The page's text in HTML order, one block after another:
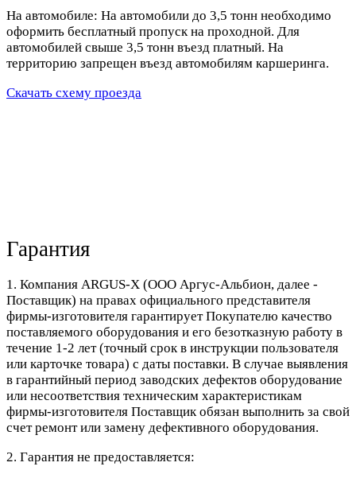
На автомобиле: На автомобили до 3,5 тонн необходимо
оформить бесплатный пропуск на проходной. Для
автомобилей свыше 3,5 тонн въезд платный. На
территорию запрещен въезд автомобилям каршеринга.
Скачать схему проезда
Гарантия
1. Компания ARGUS-X (ООО Аргус-Альбион, далее -
Поставщик) на правах официального представителя
фирмы-изготовителя гарантирует Покупателю качество
поставляемого оборудования и его безотказную работу в
течение 1-2 лет (точный срок в инструкции пользователя
или карточке товара) с даты поставки. В случае выявления
в гарантийный период заводских дефектов оборудование
или несоответствия техническим характеристикам
фирмы-изготовителя Поставщик обязан выполнить за свой
счет ремонт или замену дефективного оборудования.
2. Гарантия не предоставляется: